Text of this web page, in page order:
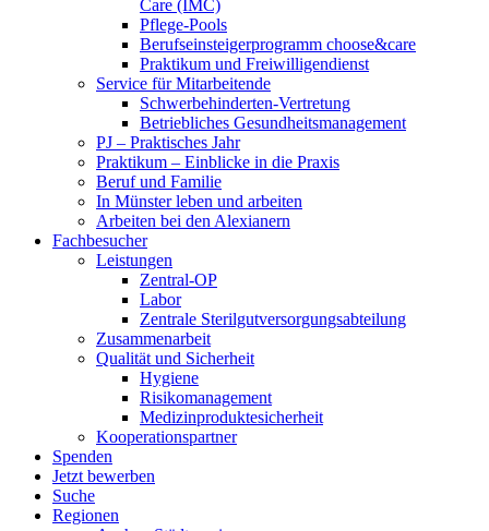
Care (IMC)
Pflege-Pools
Berufseinsteigerprogramm choose&care
Praktikum und Freiwilligendienst
Service für Mitarbeitende
Schwerbehinderten-Vertretung
Betriebliches Gesundheitsmanagement
PJ – Praktisches Jahr
Praktikum – Einblicke in die Praxis
Beruf und Familie
In Münster leben und arbeiten
Arbeiten bei den Alexianern
Fachbesucher
Leistungen
Zentral-OP
Labor
Zentrale Sterilgutversorgungsabteilung
Zusammenarbeit
Qualität und Sicherheit
Hygiene
Risikomanagement
Medizinproduktesicherheit
Kooperationspartner
Spenden
Jetzt bewerben
Suche
Regionen